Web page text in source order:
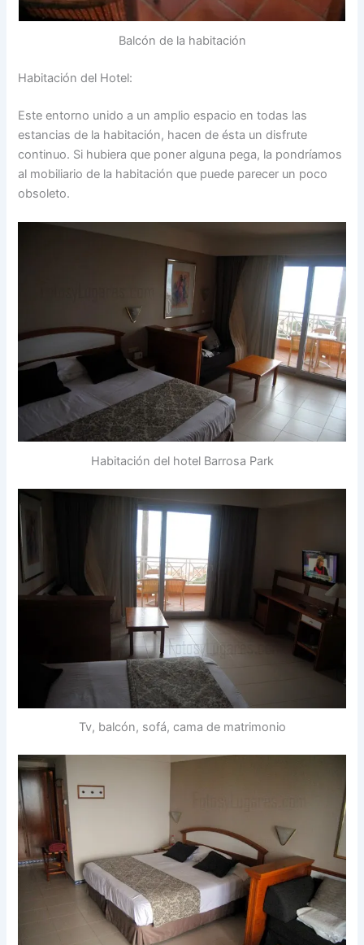
Balcón de la habitación
Habitación del Hotel:
Este entorno unido a un amplio espacio en todas las
estancias de la habitación, hacen de ésta un disfrute
continuo. Si hubiera que poner alguna pega, la pondríamos
al mobiliario de la habitación que puede parecer un poco
obsoleto.
Habitación del hotel Barrosa Park
Tv, balcón, sofá, cama de matrimonio